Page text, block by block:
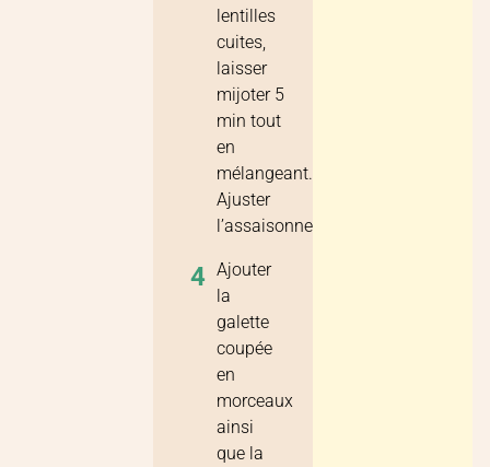
lentilles
cuites,
laisser
mijoter 5
min tout
en
mélangeant.
Ajuster
l’assaisonnement.
4 Ajouter
la
galette
coupée
en
morceaux
ainsi
que la